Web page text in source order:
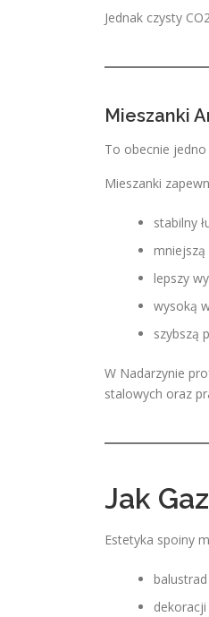
Jednak czysty
Mieszanki
To obecnie
Mieszanki
stabilny
mniejszą
lepszy
wysoką
szybszą
W Nadarzynie
stalowych oraz
Jak
Estetyka spoiny